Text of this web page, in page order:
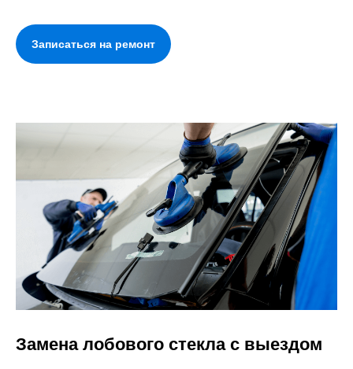
Записаться на ремонт
Замена лобового стекла с выездом